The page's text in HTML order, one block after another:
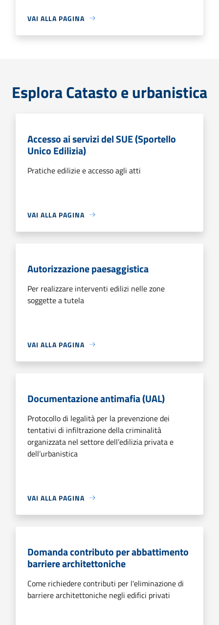
VAI ALLA PAGINA
Esplora Catasto e urbanistica
Accesso ai servizi del SUE (Sportello
Unico Edilizia)
Pratiche edilizie e accesso agli atti
VAI ALLA PAGINA
Autorizzazione paesaggistica
Per realizzare interventi edilizi nelle zone
soggette a tutela
VAI ALLA PAGINA
Documentazione antimafia (UAL)
Protocollo di legalità per la prevenzione dei
tentativi di infiltrazione della criminalità
organizzata nel settore dell’edilizia privata e
dell’urbanistica
VAI ALLA PAGINA
Domanda contributo per abbattimento
barriere architettoniche
Come richiedere contributi per l'eliminazione di
barriere architettoniche negli edifici privati